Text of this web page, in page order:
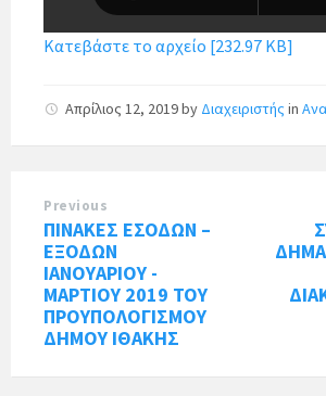
Κατεβάστε το αρχείο [232.97 KB]
Απρίλιος 12, 2019by Διαχειριστής in
Previous
ΠΙΝΑΚΕΣ ΕΣΟΔΩΝ –
ΕΞΟΔΩΝ
ΙΑΝΟΥΑΡΙΟΥ -
ΜΑΡΤΙΟΥ 2019 ΤΟΥ
ΠΡΟΥΠΟΛΟΓΙΣΜΟΥ
ΔΗΜΟΥ ΙΘΑΚΗΣ